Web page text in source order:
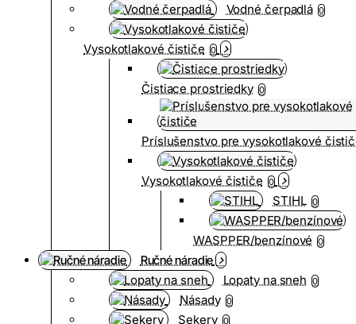
Vodné čerpadlá 0
Vysokotlakové čističe 0
Čistiace prostriedky 0
Príslušenstvo pre vysokotlakové
Vysokotlakové čističe 0
STIHL 0
WASPPER/benzínové 0
Ručné náradie
Lopaty na sneh 0
Násady 0
Sekery 0